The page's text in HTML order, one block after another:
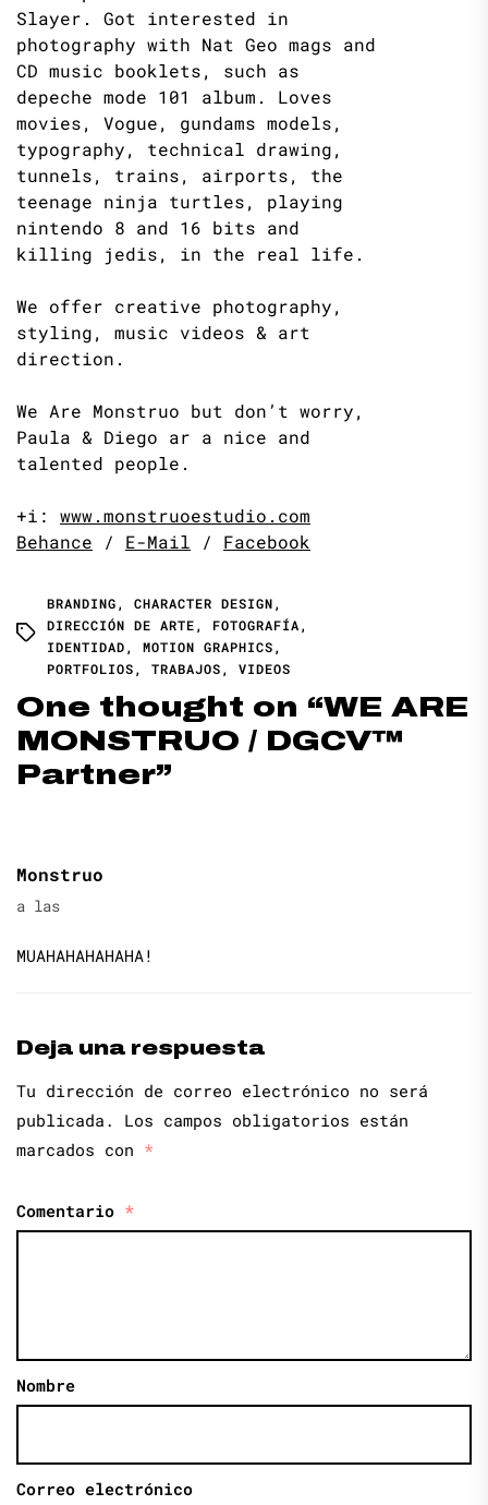
Slayer. Got interested in
photography with Nat Geo mags and
CD music booklets, such as
depeche mode 101 album. Loves
movies, Vogue, gundams models,
typography, technical drawing,
tunnels, trains, airports, the
teenage ninja turtles, playing
nintendo 8 and 16 bits and
killing jedis, in the real life.
We offer creative photography,
styling, music videos & art
direction.
We Are Monstruo but don’t worry,
Paula & Diego ar a nice and
talented people.
+i: www.monstruoestudio.com
Behance / E-Mail / Facebook
BRANDING, CHARACTER DESIGN,
DIRECCIÓN DE ARTE, FOTOGRAFÍA,
IDENTIDAD, MOTION GRAPHICS,
PORTFOLIOS, TRABAJOS, VIDEOS
One thought on “WE ARE
MONSTRUO / DGCV™
Partner”
Monstruo
a las
MUAHAHAHAHAHA!
Deja una respuesta
Tu dirección de correo electrónico no será
publicada.
Los campos obligatorios están
marcados con *
Comentario *
Nombre
Correo electrónico